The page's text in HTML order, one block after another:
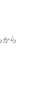
から